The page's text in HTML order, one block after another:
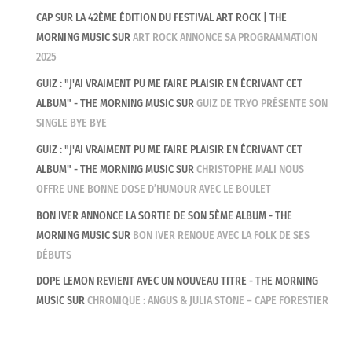
CAP SUR LA 42ÈME ÉDITION DU FESTIVAL ART ROCK | THE
MORNING MUSICSURART ROCK ANNONCE SA PROGRAMMATION
2025
GUIZ : "J'AI VRAIMENT PU ME FAIRE PLAISIR EN ÉCRIVANT CET
ALBUM" - THE MORNING MUSICSURGUIZ DE TRYO PRÉSENTE SON
SINGLE BYE BYE
GUIZ : "J'AI VRAIMENT PU ME FAIRE PLAISIR EN ÉCRIVANT CET
ALBUM" - THE MORNING MUSICSURCHRISTOPHE MALI NOUS
OFFRE UNE BONNE DOSE D’HUMOUR AVEC LE BOULET
BON IVER ANNONCE LA SORTIE DE SON 5ÈME ALBUM - THE
MORNING MUSICSUR BON IVER RENOUE AVEC LA FOLK DE SES
DÉBUTS
DOPE LEMON REVIENT AVEC UN NOUVEAU TITRE - THE MORNING
MUSICSURCHRONIQUE : ANGUS & JULIA STONE – CAPE FORESTIER